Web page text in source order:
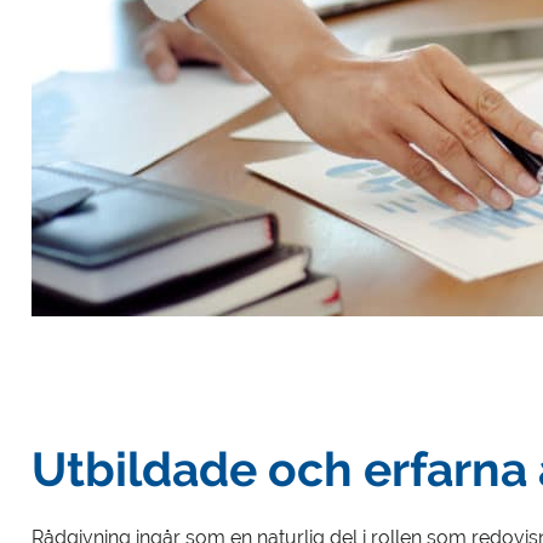
Utbildade och erfarna
Rådgivning ingår som en naturlig del i rollen som